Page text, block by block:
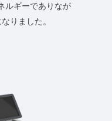
ルギーでありなが
りました。